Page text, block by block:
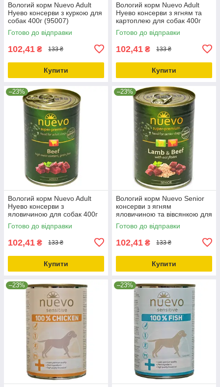
Вологий корм Nuevo Adult
Нуево консерви з куркою для
собак 400г (95007)
Готово до відправки
102,41 ₴ 133 ₴
Купити
Вологий корм Nuevo Adult
Нуево консерви з ягням та
картоплею для собак 400г
(95010)
Готово до відправки
102,41 ₴ 133 ₴
Купити
–23%
Вологий корм Nuevo Adult
Нуево консерви з
яловичиною для собак 400г
(95004)
Готово до відправки
102,41 ₴ 133 ₴
Купити
–23%
Вологий корм Nuevo Senior
консерви з ягням
яловичиною та вівсянкою для
собак 400г (95016)
Готово до відправки
102,41 ₴ 133 ₴
Купити
–23% –23%